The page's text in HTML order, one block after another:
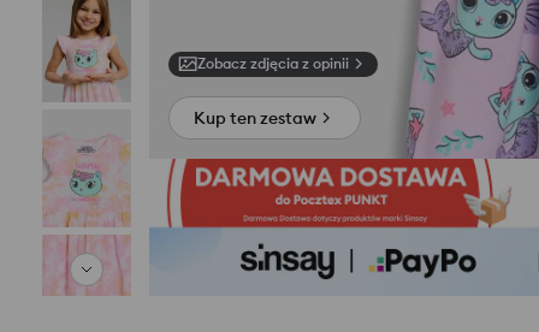
Zobacz zdjęcia z opinii
Kup ten zestaw